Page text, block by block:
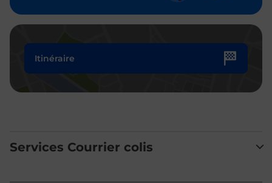
Itinéraire
Services Courrier colis